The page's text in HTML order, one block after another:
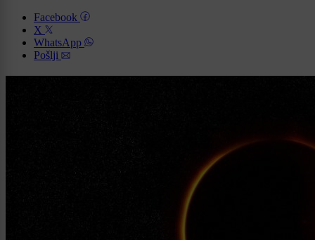
Facebook
X
WhatsApp
Pošlji